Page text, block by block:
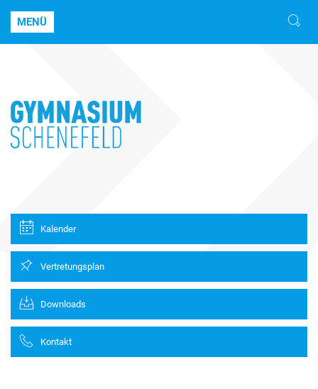
MENÜ
Kalender
Vertretungsplan
Downloads
Kontakt